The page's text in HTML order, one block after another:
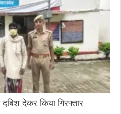
देकर किया गिरफ्तार